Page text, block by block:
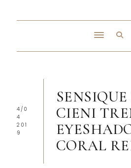
4/0
4
201
9
CIENI
CORAL